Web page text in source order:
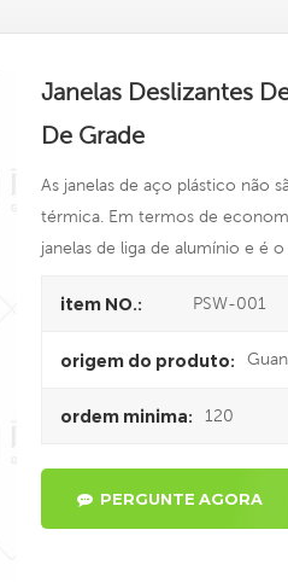
Janelas Deslizantes
De Grade
As janelas de aço plástico não
térmica. Em termos de
janelas de liga de alumínio e é
item NO.: PSW-001
origem do produto:
ordem minima: 120
PERGUNTE AGORA